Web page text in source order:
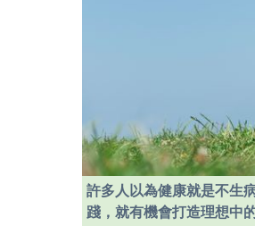
許多人以為健康就是不生
踐，就有機會打造理想中